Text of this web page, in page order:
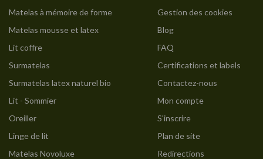
Matelas à mémoire de forme
Matelas mousse et latex
Lit coffre
Surmatelas
Surmatelas latex naturel bio
Lit - Sommier
Oreiller
Linge de lit
Matelas Novoluxe
Gestion des cookies
Blog
FAQ
Certifications et labels
Contactez-nous
Mon compte
S'inscrire
Plan de site
Redirections